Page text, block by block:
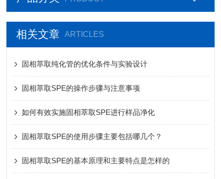
相关文章 ARTICLES
固相萃取纯化管的优化条件与实验设计
固相萃取SPE的操作步骤与注意事项
如何有效实施固相萃取SPE进行样品净化
固相萃取SPE的使用步骤主要包括哪几个？
固相萃取SPE的基本原理和主要特点是怎样的